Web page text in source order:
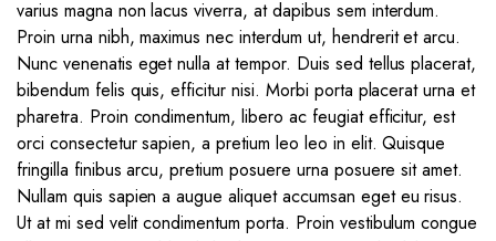
varius magna non lacus viverra, at dapibus sem interdum.
Proin urna nibh, maximus nec interdum ut, hendrerit et arcu.
Nunc venenatis eget nulla at tempor. Duis sed tellus placerat,
bibendum felis quis, efficitur nisi. Morbi porta placerat urna et
pharetra. Proin condimentum, libero ac feugiat efficitur, est
orci consectetur sapien, a pretium leo leo in elit. Quisque
fringilla finibus arcu, pretium posuere urna posuere sit amet.
Nullam quis sapien a augue aliquet accumsan eget eu risus.
Ut at mi sed velit condimentum porta. Proin vestibulum congue